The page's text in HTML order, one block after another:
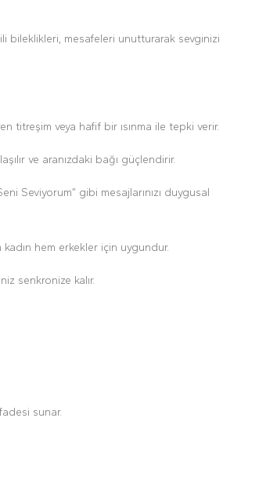
bileklikleri, mesafeleri unutturarak sevginizi
veya hafif bir ısınma ile tepki verir.
ve aranızdaki bağı güçlendirir.
Seviyorum” gibi mesajlarınızı duygusal
kadın hem erkekler için uygundur.
senkronize kalır.
sunar.